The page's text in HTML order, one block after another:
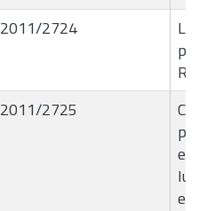
2011/2724
2011/2725